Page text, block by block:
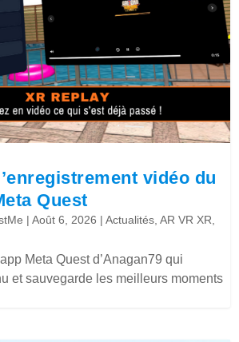
vidéo du
Quest
|Août 6, 2026 |Actualités ,AR VR XR
Meta Quest d’Anagan79 qui
et sauvegarde les meilleurs moments